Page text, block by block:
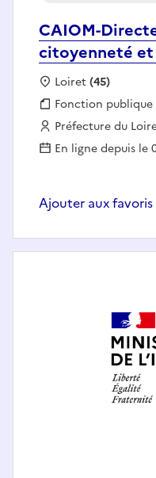
CAIOM-
citoyenneté
Localisation :
Loiret(45)
Fonction publique
Fonction
Employeur :
Préfecture du
En ligne depuis le
Ajouter aux favoris